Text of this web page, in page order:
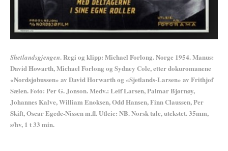
Shetlandsgjengen. Regi og klipp: Michael Forlong. Norge 1954. Manus:
David Howarth, Michael Forlong og Sydney Cole, etter dokuromanene
«Nordsjøbussen» av David Horwarth og «Sjetlands-Larsen» av Frithjof
Sælen. Foto: Per G. Jonson. Medv.: Leif Larsen, Palmar Bjørnøy,
Johannes Kalve, William Enoksen, Odd Hansen, Finn Claussen, Per
Skift, Oscar Egede-Nissen m.fl. Utleie: NB. Norsk tale, utekstet. 35mm,
s/hv, 1 t 33 min.